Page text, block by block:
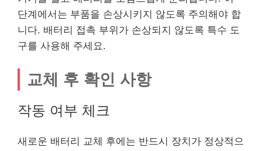
단계에서는 부품을 손상시키지 않도록 주의해야 합
니다. 배터리 접촉 부위가 손상되지 않도록 특수 도
구를 사용해 주세요.
교체 후 확인 사항
작동 여부 체크
새로운 배터리 교체 후에는 반드시 장치가 정상적으